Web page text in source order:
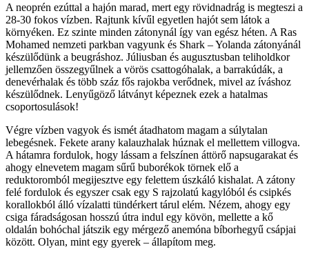
A neoprén ezúttal a hajón marad, mert egy rövidnadrág is megteszi a
28-30 fokos vízben. Rajtunk kívűl egyetlen hajót sem látok a
környéken. Ez szinte minden zátonynál így van egész héten. A Ras
Mohamed nemzeti parkban vagyunk és Shark – Yolanda zátonyánál
készülődünk a beugráshoz. Júliusban és augusztusban teliholdkor
jellemzően összegyűlnek a vörös csattogóhalak, a barrakúdák, a
denevérhalak és több száz fős rajokba verődnek, mivel az íváshoz
készülődnek. Lenyűgöző látványt képeznek ezek a hatalmas
csoportosulások!
Végre vízben vagyok és ismét átadhatom magam a súlytalan
lebegésnek. Fekete arany kalauzhalak húznak el mellettem villogva.
A hátamra fordulok, hogy lássam a felszínen áttörő napsugarakat és
ahogy elnevetem magam sűrű buborékok törnek elő a
reduktoromból megijesztve egy felettem úszkáló kishalat. A zátony
felé fordulok és egyszer csak egy S rajzolatú kagylóból és csipkés
korallokból álló vízalatti tündérkert tárul elém. Nézem, ahogy egy
csiga fáradságosan hosszú útra indul egy kövön, mellette a kő
oldalán bohóchal játszik egy mérgező anemóna bíborhegyű csápjai
között. Olyan, mint egy gyerek – állapítom meg.